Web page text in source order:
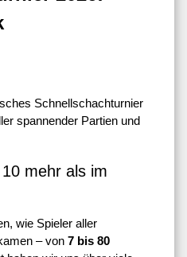
Schnellschachturnier
spannender Partien und
mehr als im
wie Spieler aller
– von 7 bis 80